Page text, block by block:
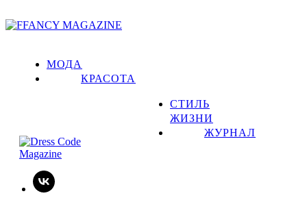
МОДА
КРАСОТА
СТИЛЬ
ЖИЗНИ
ЖУРНАЛ